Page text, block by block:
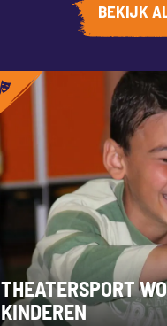
BEKIJK
THEATERSPORT
KINDEREN